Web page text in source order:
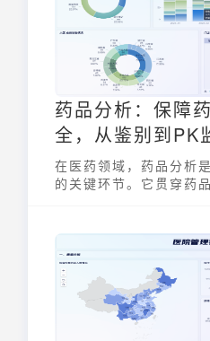
药品分析：保障
全，从鉴别到PK
在医药领域，药品分析
的关键环节。它贯穿药
可靠保障。从药物鉴别
动力学PK监测），药品
质量防线。